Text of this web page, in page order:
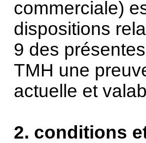
commerciale)
dispositions
9 des
TMH une
actuelle et
2. conditions